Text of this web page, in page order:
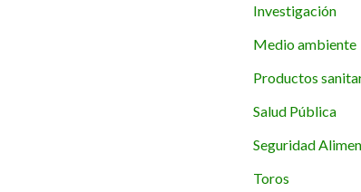
Investigación
Medio ambiente
Productos
Salud Pública
Seguridad
Toros